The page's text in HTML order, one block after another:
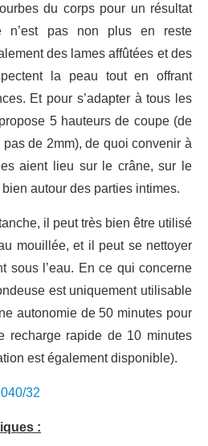
du corps pour un résultat
n’est pas non plus en reste
des lames affûtées et des
la peau tout en offrant
Et pour s’adapter à tous les
5 hauteurs de coupe (de
de 2mm), de quoi convenir à
aient lieu sur le crâne, sur le
autour des parties intimes.
il peut très bien être utilisé
mouillée, et il peut se nettoyer
sous l’eau. En ce qui concerne
est uniquement utilisable
autonomie de 50 minutes pour
recharge rapide de 10 minutes
est également disponible).
: